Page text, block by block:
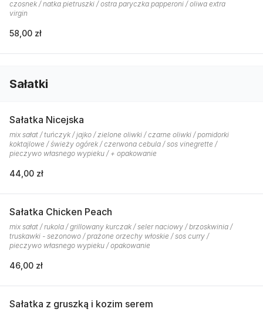
czosnek / natka pietruszki / ostra paryczka papperoni / oliwa extra
virgin
58,00 zł
Sałatki
Sałatka Nicejska
mix sałat / tuńczyk / jajko / zielone oliwki / czarne oliwki / pomidorki
koktajlowe / świeży ogórek / czerwona cebula / sos vinegrette /
pieczywo własnego wypieku / + opakowanie
44,00 zł
Sałatka Chicken Peach
mix sałat / rukola / grillowany kurczak / seler naciowy / brzoskwinia /
truskawki - sezonowo / prażone orzechy włoskie / sos curry /
pieczywo własnego wypieku / opakowanie
46,00 zł
Sałatka z gruszką i kozim serem